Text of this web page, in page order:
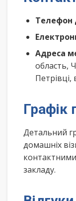
Телефон
Адреса
область,
Петрівці,
Графік
Детальний
домашніх
закладу.